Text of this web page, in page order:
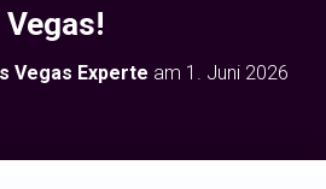
N
C
Vegas!
Vegas Experte am 1. Juni 2026